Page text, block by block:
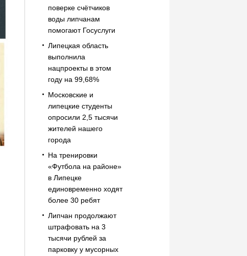
поверке счётчиков
воды липчанам
помогают Госуслуги
Липецкая область
выполнила
нацпроекты в этом
году на 99,68%
Московские и
липецкие студенты
опросили 2,5 тысячи
жителей нашего
города
На тренировки
«Футбола на районе»
в Липецке
единовременно ходят
более 30 ребят
Липчан продолжают
штрафовать на 3
тысячи рублей за
парковку у мусорных